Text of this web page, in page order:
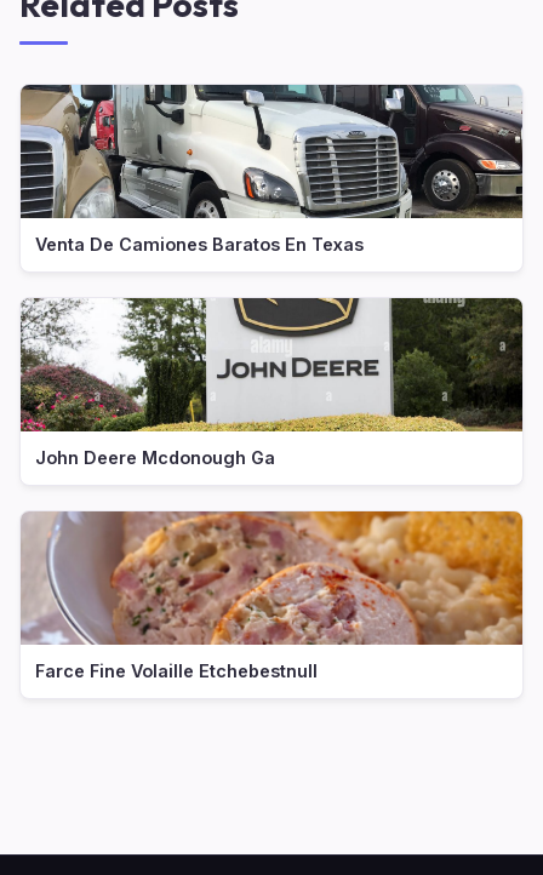
Venta De Camiones Baratos En Texas
John Deere Mcdonough Ga
Farce Fine Volaille Etchebestnull